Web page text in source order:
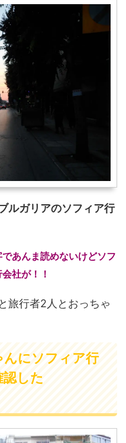
ルガリアのソフィア行
あんま読めないけどソフ
社が！！
旅行者2人とおっちゃ
にソフィア行
した